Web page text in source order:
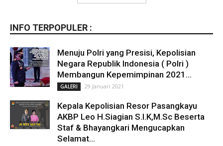
INFO TERPOPULER :
Menuju Polri yang Presisi, Kepolisian
Negara Republik Indonesia ( Polri )
Membangun Kepemimpinan 2021...
GALERI 29 Januari 2021
Kepala Kepolisian Resor Pasangkayu
AKBP Leo H.Siagian S.I.K,M.Sc Beserta
Staf & Bhayangkari Mengucapkan
Selamat...